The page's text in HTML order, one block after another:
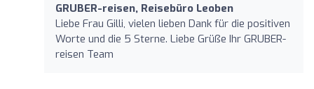
GRUBER-reisen, Reisebüro Leoben
Liebe Frau Gilli, vielen lieben Dank für die positiven
Worte und die 5 Sterne. Liebe Grüße Ihr GRUBER-
reisen Team